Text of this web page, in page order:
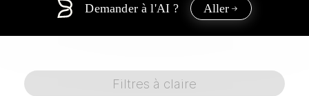
Demander à l'AI ? Aller
Filtres à claire